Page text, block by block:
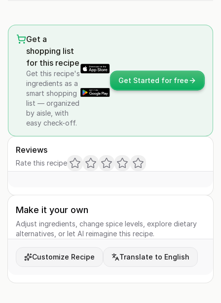
Get a
shopping list
for this recipe
Get this recipe's
ingredients as a
smart shopping
list — organized
by aisle, with
easy check-off.
Get Started for free
Reviews
Rate this recipe
Make it your own
Adjust ingredients, change spice levels, explore dietary
alternatives, or let AI reimagine this recipe.
Customize Recipe Translate to English